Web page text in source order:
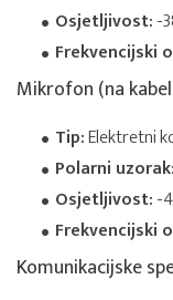
Osjetljivost:-
Frekvencijski
Mikrofon (na
Tip:Elektretni
Polarni uzorak:
Osjetljivost:-
Frekvencijski
Komunikacijske